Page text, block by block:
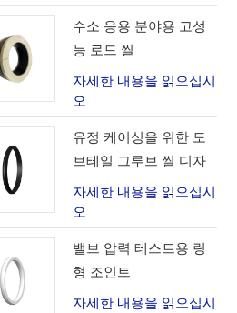
수소 응용 분야용 고성
능 로드 씰
자세한 내용을 읽으십시
오
유정 케이싱을 위한 도
브테일 그루브 씰 디자
인
자세한 내용을 읽으십시
오
밸브 압력 테스트용 링
형 조인트
자세한 내용을 읽으십시